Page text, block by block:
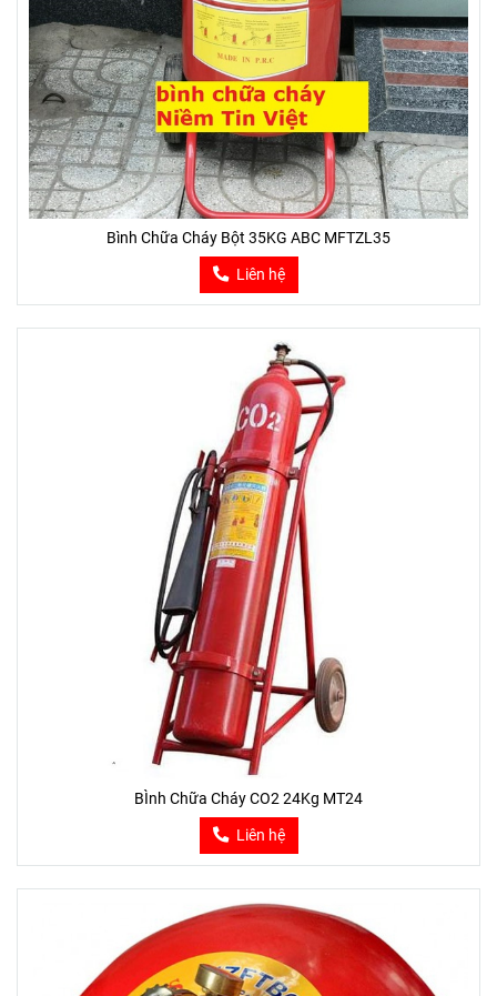
Bình Chữa Cháy Bột 35KG ABC MFTZL35
Liên hệ
BÌnh Chữa Cháy CO2 24Kg MT24
Liên hệ